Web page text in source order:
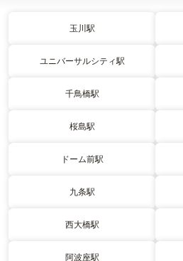
玉川駅
ユニバーサルシティ駅
千鳥橋駅
桜島駅
ドーム前駅
九条駅
西大橋駅
阿波座駅